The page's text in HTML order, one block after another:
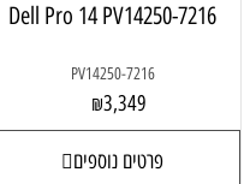
Dell Pro 14 PV14250-7216
PV14250-7216
₪3,349
פרטים נוספים